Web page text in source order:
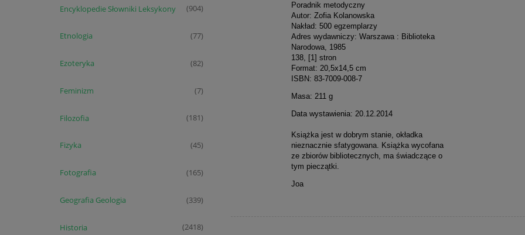
Encyklopedie Słowniki Leksykony (904)
Etnologia (77)
Ezoteryka (82)
Feminizm (7)
Filozofia (181)
Fizyka (45)
Fotografia (165)
Geografia Geologia (339)
Historia (2418)
Poradnik metodyczny
Autor: Zofia Kolanowska
Nakład: 500 egzemplarzy
Adres wydawniczy: Warszawa : Biblioteka
Narodowa, 1985
138, [1] stron
Format: 20,5x14,5 cm
ISBN: 83-7009-008-7
Masa: 211 g
Data wystawienia: 20.12.2014
Książka jest w dobrym stanie, okładka
nieznacznie sfatygowana. Książka wycofana
ze zbiorów bibliotecznych, ma świadczące o
tym pieczątki.
Joa